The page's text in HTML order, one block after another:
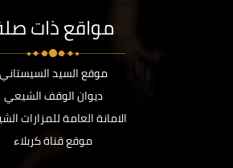
مواقع ذات
موقع السيد السيستاني
ديوان الوقف الشيعي
الامانة العامة للمزارات
موقع قناة كربلاء